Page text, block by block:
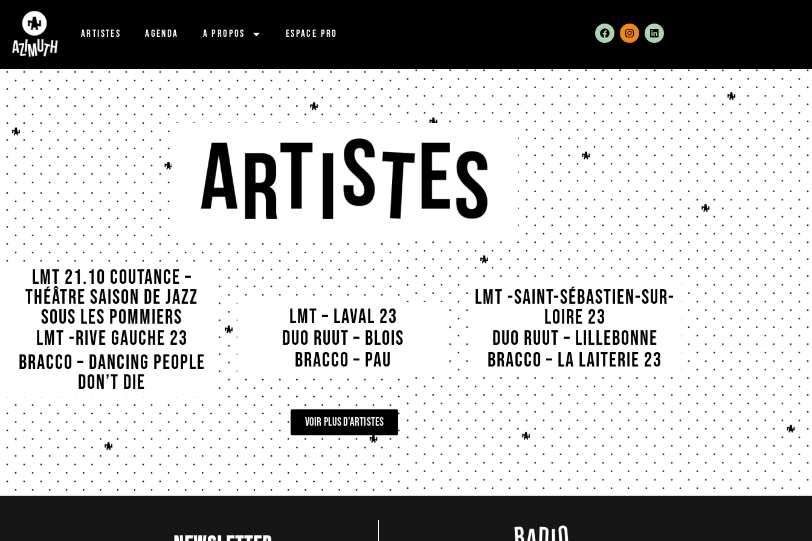
Artistes Agenda A propos Espace pro
LMT 21.10 COUTANCE –
Théâtre saison de Jazz
sous les Pommiers
LMT – Laval 23
LMT -SAINT-SÉBASTIEN-SUR-
LOIRE 23
LMT -Rive Gauche 23
Duo Ruut – Blois
Duo Ruut – Lillebonne
Duo Ruut – Courbevoie
Bracco – Pau Bracco – La Laiterie 23
Bracco – Dancing people
don’t die
voir plus d'artistes